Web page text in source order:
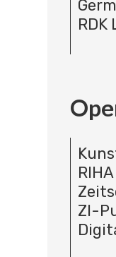
RDK
ZI-